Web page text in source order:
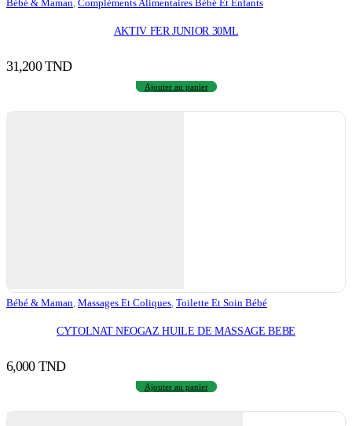
Bébé & Maman Compléments Alimentaires Bébé Et Enfants
AKTIV FER JUNIOR 30ML
31,200TND
Ajouter au panier
Bébé & Maman, Massages Et Coliques, Toilette Et Soin Bébé
CYTOLNAT NEOGAZ HUILE DE MASSAGE BEBE
6,000 TND
Ajouter au panier